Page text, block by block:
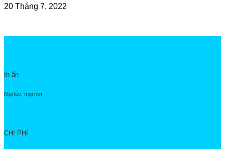
20 Tháng 7, 2022
In ấn
Mọi lúc, mọi nơi
CHI PHÍ